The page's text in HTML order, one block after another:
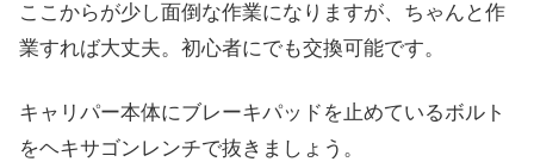
ここからが少し面倒な作業になりますが、ちゃんと作
業すれば大丈夫。初心者にでも交換可能です。
キャリパー本体にブレーキパッドを止めているボルト
をヘキサゴンレンチで抜きましょう。